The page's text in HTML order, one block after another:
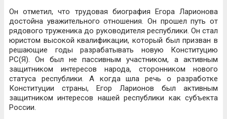
Он отметил, что трудовая биография Егора Ларионова
достойна уважительного отношения. Он прошел путь от
рядового труженика до руководителя республики. Он стал
юристом высокой квалификации, который был призван в
решающие годы разрабатывать новую Конституцию
РС(Я). Он был не пассивным участником, а активным
защитником интересов народа, сторонником нового
статуса республики. А когда шла речь о разработке
Конституции страны, Егор Ларионов был активным
защитником интересов нашей республики как субъекта
России.